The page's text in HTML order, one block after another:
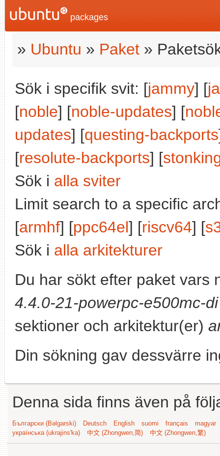
packages
» Ubuntu » Paket »
Sök i specifik svit: [jammy] [
[noble] [noble-updates] [
updates] [questing-backports
[resolute-backports] [
Sök i alla sviter
Limit search to a specific
[armhf] [ppc64el] [riscv64] [
Sök i alla arkitekturer
Du har sökt efter paket vars
4.4.0-21-powerpc-e500mc-di
sektioner och arkitektur(er)
Din sökning gav dessvärre
Denna sida finns även på
Български (Bəlgarski) Deutsch English suomi français
magyar
українська (ukrajins'ka)
中文 (Zhongwen,简) 中文 (Zhongwen,繁)